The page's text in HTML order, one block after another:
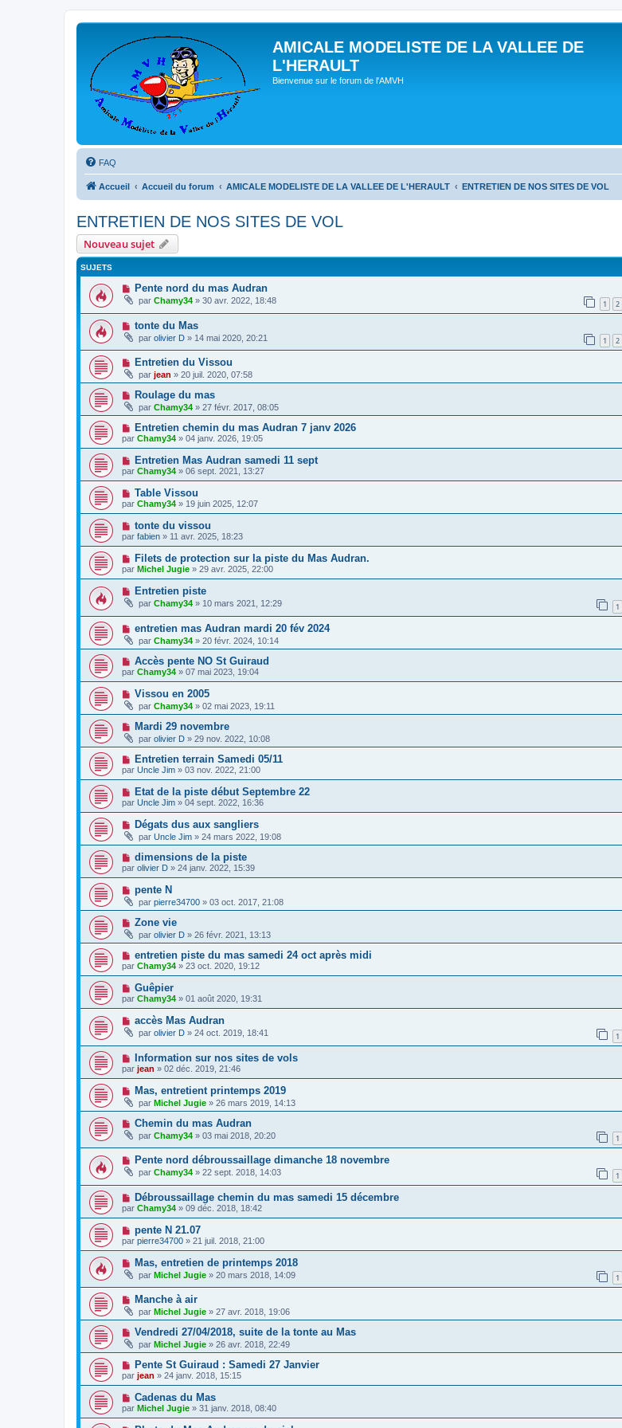
AMICALE MODELISTE DE LA VALLEE DE
L'HERAULT
Bienvenue sur le forum de l'AMVH
FAQ
Accueil Accueil du forum AMICALE MODELISTE DE LA VALLEE DE L'HERAULT ENTRETIEN DE NOS SITES DE VOL
ENTRETIEN DE NOS SITES DE VOL
Nouveau sujet
SUJETS
Pente nord du mas Audran
par Chamy34 » 30 avr. 2022, 18:48 1 2
tonte du Mas
par olivier D » 14 mai 2020, 20:21 1 2
Entretien du Vissou
par jean » 20 juil. 2020, 07:58
Roulage du mas
par Chamy34 » 27 févr. 2017, 08:05
Entretien chemin du mas Audran 7 janv 2026
par Chamy34 » 04 janv. 2026, 19:05
Entretien Mas Audran samedi 11 sept
par Chamy34 » 06 sept. 2021, 13:27
Table Vissou
par Chamy34 » 19 juin 2025, 12:07
tonte du vissou
par fabien » 11 avr. 2025, 18:23
Filets de protection sur la piste du Mas Audran.
par Michel Jugie » 29 avr. 2025, 22:00
Entretien piste
par Chamy34 » 10 mars 2021, 12:29 1
entretien mas Audran mardi 20 fév 2024
par Chamy34 » 20 févr. 2024, 10:14
Accès pente NO St Guiraud
par Chamy34 » 07 mai 2023, 19:04
Vissou en 2005
par Chamy34 » 02 mai 2023, 19:11
Mardi 29 novembre
par olivier D » 29 nov. 2022, 10:08
Entretien terrain Samedi 05/11
par Uncle Jim » 03 nov. 2022, 21:00
Etat de la piste début Septembre 22
par Uncle Jim » 04 sept. 2022, 16:36
Dégats dus aux sangliers
par Uncle Jim » 24 mars 2022, 19:08
dimensions de la piste
par olivier D » 24 janv. 2022, 15:39
pente N
par pierre34700 » 03 oct. 2017, 21:08
Zone vie
par olivier D » 26 févr. 2021, 13:13
entretien piste du mas samedi 24 oct après midi
par Chamy34 » 23 oct. 2020, 19:12
Guêpier
par Chamy34 » 01 août 2020, 19:31
accès Mas Audran
par olivier D » 24 oct. 2019, 18:41 1
Information sur nos sites de vols
par jean » 02 déc. 2019, 21:46
Mas, entretient printemps 2019
par Michel Jugie » 26 mars 2019, 14:13
Chemin du mas Audran
par Chamy34 » 03 mai 2018, 20:20 1
Pente nord débroussaillage dimanche 18 novembre
par Chamy34 » 22 sept. 2018, 14:03 1
Débroussaillage chemin du mas samedi 15 décembre
par Chamy34 » 09 déc. 2018, 18:42
pente N 21.07
par pierre34700 » 21 juil. 2018, 21:00
Mas, entretien de printemps 2018
par Michel Jugie » 20 mars 2018, 14:09 1
Manche à air
par Michel Jugie » 27 avr. 2018, 19:06
Vendredi 27/04/2018, suite de la tonte au Mas
par Michel Jugie » 26 avr. 2018, 22:49
Pente St Guiraud : Samedi 27 Janvier
par jean » 24 janv. 2018, 15:15
Cadenas du Mas
par Michel Jugie » 31 janv. 2018, 08:40